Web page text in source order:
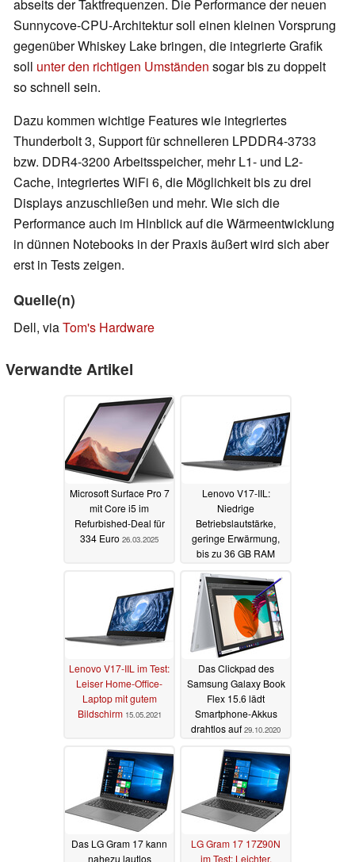
abseits der Taktfrequenzen. Die Performance der neuen
Sunnycove-CPU-Architektur soll einen kleinen Vorsprung
gegenüber Whiskey Lake bringen, die integrierte Grafik
soll unter den richtigen Umständen sogar bis zu doppelt
so schnell sein.
Dazu kommen wichtige Features wie integriertes
Thunderbolt 3, Support für schnelleren LPDDR4-3733
bzw. DDR4-3200 Arbeitsspeicher, mehr L1- und L2-
Cache, integriertes WiFi 6, die Möglichkeit bis zu drei
Displays anzuschließen und mehr. Wie sich die
Performance auch im Hinblick auf die Wärmeentwicklung
in dünnen Notebooks in der Praxis äußert wird sich aber
erst in Tests zeigen.
Quelle(n)
Dell, viaTom's Hardware
Verwandte Artikel
Microsoft Surface Pro 7
mit Core i5 im
Refurbished-Deal für
334 Euro 26.03.2025
Lenovo V17-IIL:
Niedrige
Betriebslautstärke,
geringe Erwärmung,
bis zu 36 GB RAM
Lenovo V17-IIL im Test:
Leiser Home-Office-
Laptop mit gutem
Bildschirm 15.05.2021
Das Clickpad des
Samsung Galaxy Book
Flex 15.6 lädt
Smartphone-Akkus
drahtlos auf 29.10.2020
Das LG Gram 17 kann
nahezu lautlos
LG Gram 17 17Z90N
im Test: Leichter,